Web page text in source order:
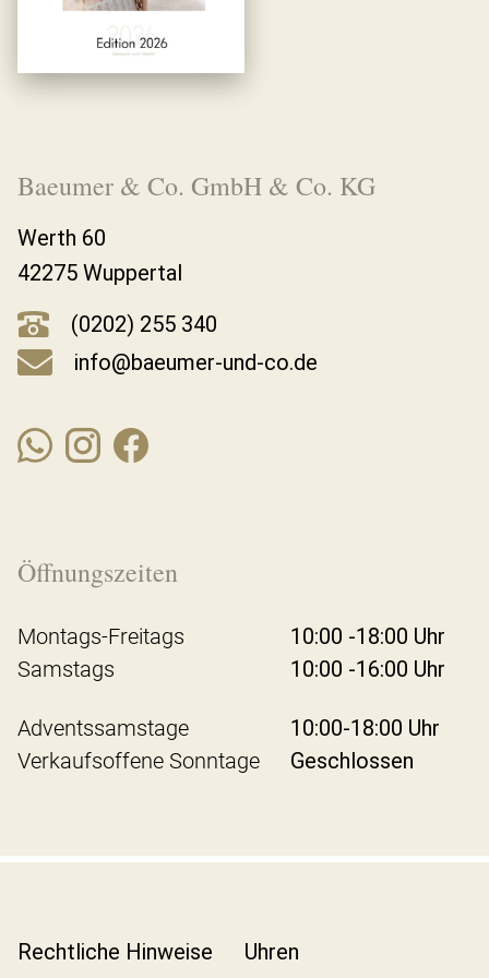
Baeumer & Co. GmbH & Co. KG
Werth 60
42275 Wuppertal
(0202) 255 340
info@baeumer-und-co.de
Öffnungszeiten
Montags-Freitags
10:00 -18:00 Uhr
Samstags
10:00 -16:00 Uhr
Adventssamstage
10:00-18:00 Uhr
Verkaufsoffene Sonntage
Geschlossen
Rechtliche Hinweise
Uhren